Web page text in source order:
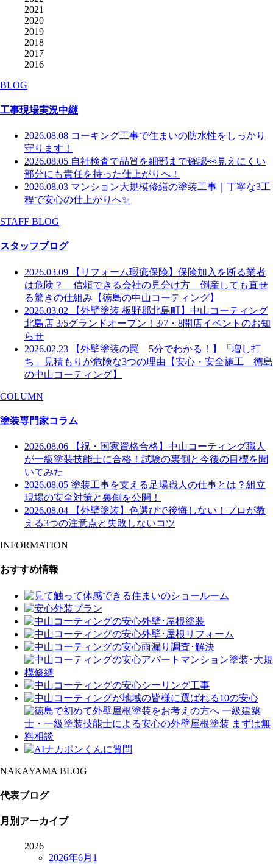
2021
2020
2019
2018
2017
2016
BLOG
工事現場実況中継
2026.08.08 コーキング工事で住まいの防水性をしっかり
守ります！
2026.08.05 自社検査で品質を細部まで確認👀見えにくい
部分にも責任を持った仕上がりへ！
2026.08.03 マンション大規模修繕の塗装工事｜丁寧な3工
程で安心の仕上がりへ✨
STAFF BLOG
スタッフブログ
2026.03.09
【リフォーム瑕疵保険】保険加入を断る業者
は危険？ 信頼できる会社の見分け方 倒産しても直せ
る驚きの仕組み【徳島の中山コーティング】
2026.03.02
【外壁塗装 板野郡北島町】中山コーティング
北島店 3/5グランドオープン！3/7・8開店イベントのお知
らせ
2026.02.23
【外壁塗装の罠 5分でわかる！】「増し打
ち」見積もりが危険な3つの理由【安心・安全施工 徳島
の中山コーティング】
COLUMN
塗装専門家コラム
2026.08.06
【祝・国家資格合格】中山コーティング職人
が一級塗装技能士に合格！試験の裏側と今後の目標を聞
いてみた
2026.08.05 塗装工事を支える足場職人の仕事とは？組立
現場の安全対策と裏側を公開！
2026.08.04
【外壁塗装】色選びで後悔しない！プロが教
える3つの注意点と失敗しないコツ
INFORMATION
おすすめ情報
NAKAYAMA BLOG
代表ブログ
月別アーカイブ
2026
2026年6月 1